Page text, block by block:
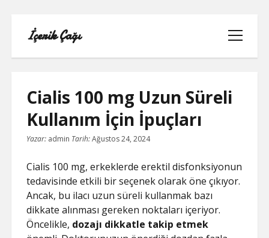
İçerik Çağı
menüyü
aç
LISTE
SAYFA LISTESI
TWITTER BEĞENI HILESI ŞIFRESIZ
Cialis 100 mg Uzun Süreli
Kullanım İçin İpuçları
Yazar: admin Tarih:Ağustos 24, 2024
Cialis 100 mg, erkeklerde erektil disfonksiyonun
tedavisinde etkili bir seçenek olarak öne çıkıyor.
Ancak, bu ilacı uzun süreli kullanmak bazı
dikkate alınması gereken noktaları içeriyor.
Öncelikle, dozajı dikkatle takip etmek